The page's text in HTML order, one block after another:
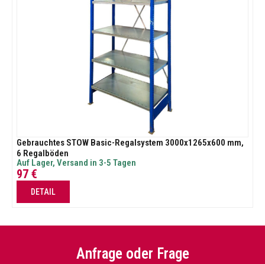
Gebrauchtes STOW Basic-Regalsystem 3000x1265x600 mm,
6 Regalböden
Auf Lager, Versand in 3-5 Tagen
97 €
DETAIL
Anfrage oder Frage